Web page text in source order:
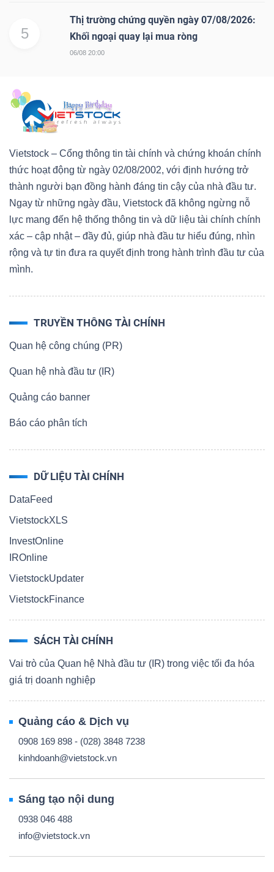
5
Thị trường chứng quyền ngày 07/08/2026:
Khối ngoại quay lại mua ròng
06/08 20:00
Vietstock – Cổng thông tin tài chính và chứng khoán chính
thức hoạt động từ ngày 02/08/2002, với định hướng trở
thành người bạn đồng hành đáng tin cậy của nhà đầu tư.
Ngay từ những ngày đầu, Vietstock đã không ngừng nỗ
lực mang đến hệ thống thông tin và dữ liệu tài chính chính
xác – cập nhật – đầy đủ, giúp nhà đầu tư hiểu đúng, nhìn
rộng và tự tin đưa ra quyết định trong hành trình đầu tư của
mình.
TRUYỀN THÔNG TÀI CHÍNH
Quan hệ công chúng (PR)
Quan hệ nhà đầu tư (IR)
Quảng cáo banner
Báo cáo phân tích
DỮ LIỆU TÀI CHÍNH
DataFeed
VietstockXLS
InvestOnline
IROnline
VietstockUpdater
VietstockFinance
SÁCH TÀI CHÍNH
Vai trò của Quan hệ Nhà đầu tư (IR) trong việc tối đa hóa
giá trị doanh nghiệp
Quảng cáo & Dịch vụ
0908 169 898 - (028) 3848 7238
kinhdoanh@vietstock.vn
Sáng tạo nội dung
0938 046 488
info@vietstock.vn